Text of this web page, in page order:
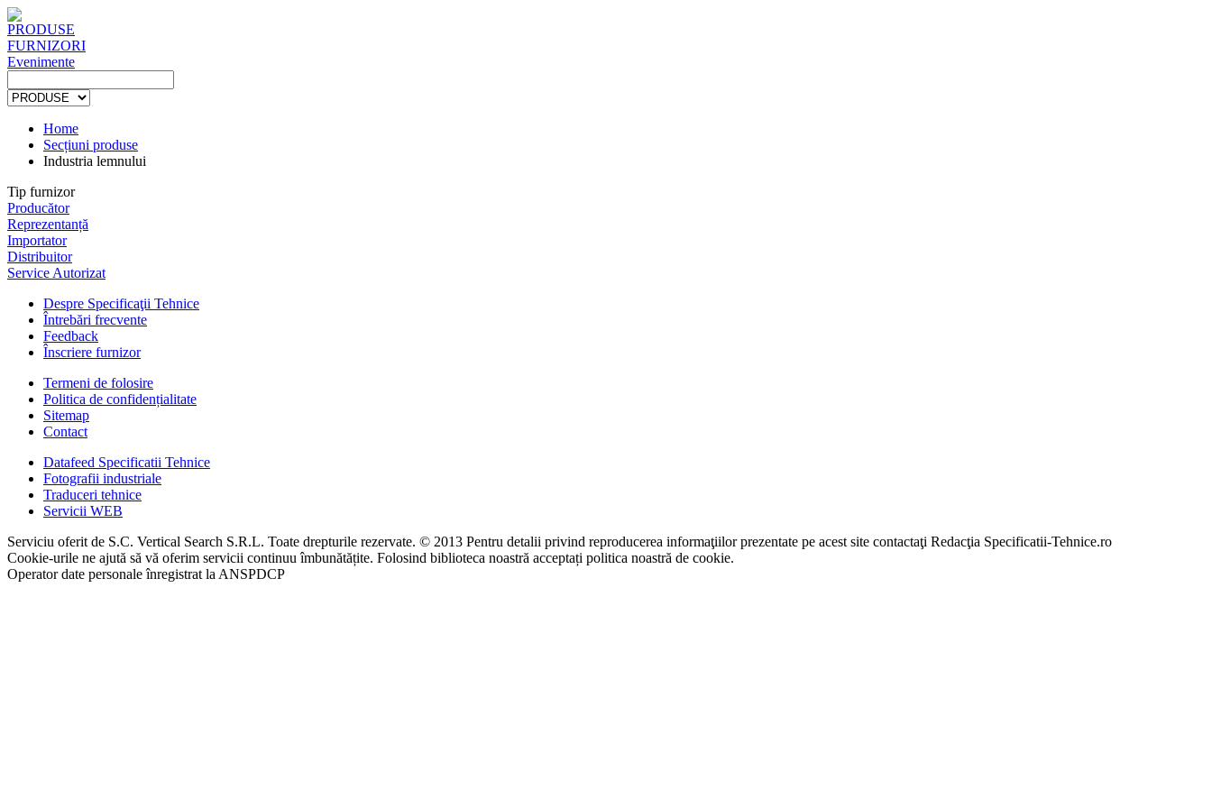
PRODUSE
FURNIZORI
Evenimente
Home
Secțiuni produse
Industria lemnului
Tip furnizor
Producător
Reprezentanță
Importator
Distribuitor
Service Autorizat
Despre Specificaţii Tehnice
Întrebări frecvente
Feedback
Înscriere furnizor
Termeni de folosire
Politica de confidențialitate
Sitemap
Contact
Datafeed Specificatii Tehnice
Fotografii industriale
Traduceri tehnice
Servicii WEB
Serviciu oferit de S.C. Vertical Search S.R.L. Toate drepturile rezervate. © 2013 Pentru detalii privind reproducerea informaţiilor prezentate pe acest site contactaţi Redacţia Specificatii-Tehnice.ro
Cookie-urile ne ajută să vă oferim servicii continuu îmbunătățite. Folosind biblioteca noastră acceptați politica noastră de cookie.
Operator date personale înregistrat la ANSPDCP